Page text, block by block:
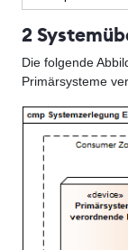
2
Die folgende
Primärsysteme